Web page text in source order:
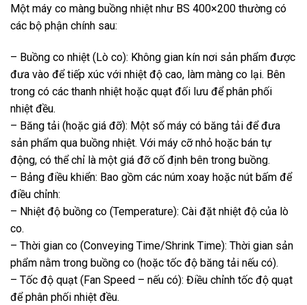
Một máy co màng buồng nhiệt như BS 400×200 thường có
các bộ phận chính sau:
– Buồng co nhiệt (Lò co): Không gian kín nơi sản phẩm được
đưa vào để tiếp xúc với nhiệt độ cao, làm màng co lại. Bên
trong có các thanh nhiệt hoặc quạt đối lưu để phân phối
nhiệt đều.
– Băng tải (hoặc giá đỡ): Một số máy có băng tải để đưa
sản phẩm qua buồng nhiệt. Với máy cỡ nhỏ hoặc bán tự
động, có thể chỉ là một giá đỡ cố định bên trong buồng.
– Bảng điều khiển: Bao gồm các núm xoay hoặc nút bấm để
điều chỉnh:
– Nhiệt độ buồng co (Temperature): Cài đặt nhiệt độ của lò
co.
– Thời gian co (Conveying Time/Shrink Time): Thời gian sản
phẩm nằm trong buồng co (hoặc tốc độ băng tải nếu có).
– Tốc độ quạt (Fan Speed – nếu có): Điều chỉnh tốc độ quạt
để phân phối nhiệt đều.